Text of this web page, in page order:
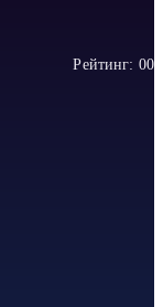
Рейтинг: 00